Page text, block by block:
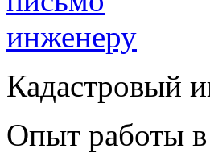
Кадастровый
Опыт работы в